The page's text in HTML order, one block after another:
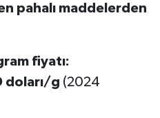
pahalı maddelerden
fiyatı:
doları/g (2024